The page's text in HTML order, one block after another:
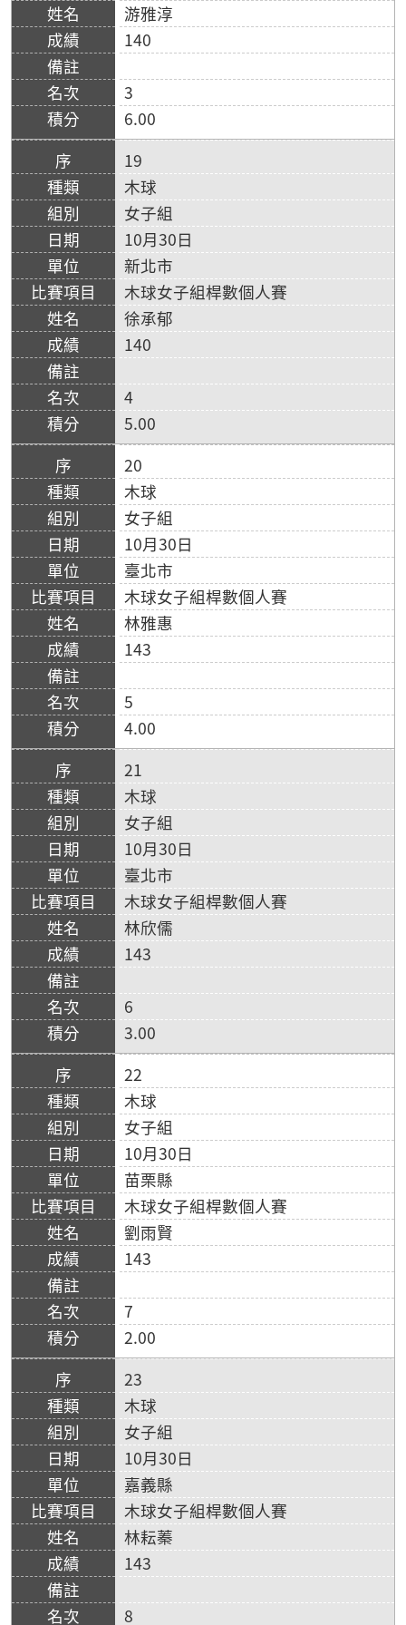
游雅淳
140
3
6.00
19
木球
女子組
10月30日
新北市
木球女子組桿數個人賽
徐承郁
140
4
5.00
20
木球
女子組
10月30日
臺北市
木球女子組桿數個人賽
林雅惠
143
5
4.00
21
木球
女子組
10月30日
臺北市
木球女子組桿數個人賽
林欣儒
143
6
3.00
22
木球
女子組
10月30日
苗栗縣
木球女子組桿數個人賽
劉雨賢
143
7
2.00
23
木球
女子組
10月30日
嘉義縣
木球女子組桿數個人賽
林耘蓁
143
8